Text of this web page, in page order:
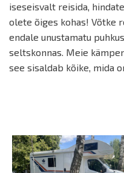
iseseisvalt reisida,
olete õiges kohas! Võtke
endale unustamatu
seltskonnas. Meie
see sisaldab kõike, mida